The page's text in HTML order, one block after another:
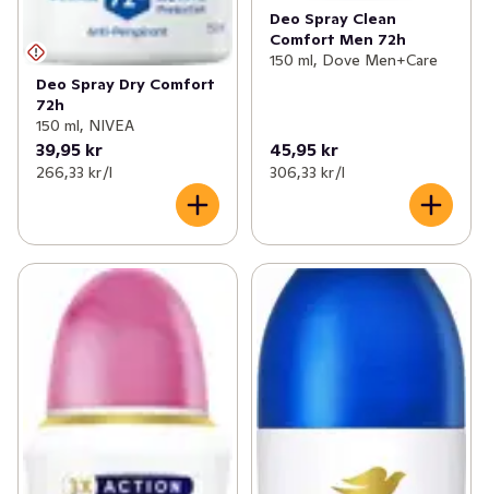
Deo Spray Dry Comfort
72h
150 ml, NIVEA
39,95 kr
266,33 kr /l
Deo Spray Clean
Comfort Men 72h
150 ml, Dove Men+Care
45,95 kr
306,33 kr /l